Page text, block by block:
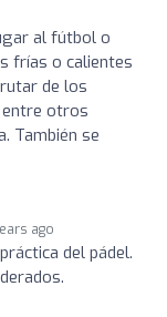
al fútbol o
frías o calientes
de los
otros
También se
ago
del pádel.